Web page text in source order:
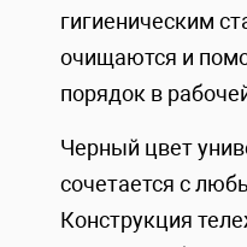
гигиеническим
очищаются и
порядок в
Черный цвет
сочетается с
Конструкция